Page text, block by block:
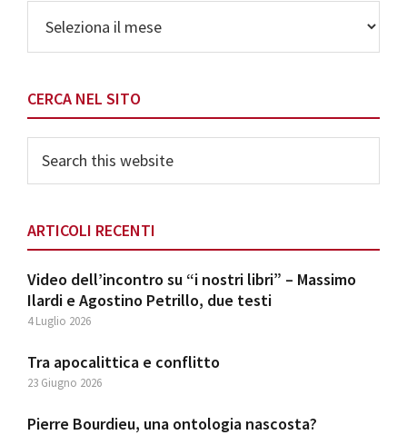
CERCA NEL SITO
this
website
ARTICOLI RECENTI
Video dell’incontro su “i nostri libri” – Massimo
Ilardi e Agostino Petrillo, due testi
4 Luglio 2026
Tra apocalittica e conflitto
23 Giugno 2026
Pierre Bourdieu, una ontologia nascosta?